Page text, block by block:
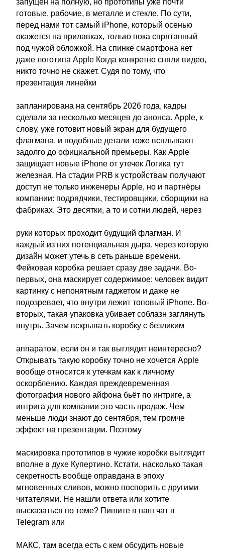
запущен на полную, но прототипы уже почти
готовые, рабочие, в металле и стекле. По сути,
перед нами тот самый iPhone, который осенью
окажется на прилавках, только пока спрятанный
под чужой обложкой. На спинке смартфона нет
даже логотипа Apple Когда конкретно сняли видео,
никто точно не скажет. Судя по тому, что
презентация линейки
запланирована на сентябрь 2026 года, кадры
сделали за несколько месяцев до анонса. Apple, к
слову, уже готовит новый экран для будущего
флагмана, и подобные детали тоже всплывают
задолго до официальной премьеры. Как Apple
защищает новые iPhone от утечек Логика тут
железная. На стадии PRB к устройствам получают
доступ не только инженеры Apple, но и партнёры
компании: подрядчики, тестировщики, сборщики на
фабриках. Это десятки, а то и сотни людей, через
руки которых проходит будущий флагман. И
каждый из них потенциальная дыра, через которую
дизайн может утечь в сеть раньше времени.
Фейковая коробка решает сразу две задачи. Во-
первых, она маскирует содержимое: человек видит
картинку с непонятным гаджетом и даже не
подозревает, что внутри лежит топовый iPhone. Во-
вторых, такая упаковка убивает соблазн заглянуть
внутрь. Зачем вскрывать коробку с безликим
аппаратом, если он и так выглядит неинтересно?
Открывать такую коробку точно не хочется Apple
вообще относится к утечкам как к личному
оскорблению. Каждая преждевременная
фотография нового айфона бьёт по интриге, а
интрига для компании это часть продаж. Чем
меньше люди знают до сентября, тем громче
эффект на презентации. Поэтому
маскировка прототипов в чужие коробки выглядит
вполне в духе Купертино. Кстати, насколько такая
секретность вообще оправдана в эпоху
мгновенных сливов, можно поспорить с другими
читателями. Не нашли ответа или хотите
высказаться по теме? Пишите в наш чат в
Telegram или
МАКС, там всегда есть с кем обсудить новые